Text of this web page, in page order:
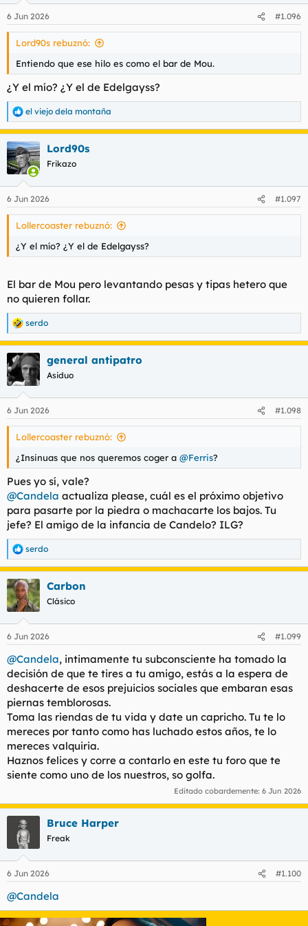
6 Jun 2026 #1.096
Lord90s rebuznó:
Entiendo que ese hilo es como el bar de Mou.
¿Y el mío? ¿Y el de Edelgayss?
R
e
a
c
c
i
e
s
el viejo dela montaña
Lord90s
Frikazo
6 Jun 2026 #1.097
Lollercoaster rebuznó:
¿Y el mío? ¿Y el de Edelgayss?
El bar de Mou pero levantando pesas y tipas hetero que
no quieren follar.
R
e
a
c
c
i
e
s
serdo
general antipatro
Asiduo
6 Jun 2026 #1.098
Lollercoaster rebuznó:
¿Insinuas que nos queremos coger a @Ferris?
Pues yo sí, vale?
@Candela actualiza please, cuál es el próximo objetivo
para pasarte por la piedra o machacarte los bajos. Tu
jefe? El amigo de la infancia de Candelo? ILG?
R
e
a
c
c
i
e
:
serdo
Carbon
Clásico
6 Jun 2026 #1.099
@Candela, intimamente tu subconsciente ha tomado la
decisión de que te tires a tu amigo, estás a la espera de
deshacerte de esos prejuicios sociales que embaran esas
piernas temblorosas.
Toma las riendas de tu vida y date un capricho. Tu te lo
mereces por tanto como has luchado estos años, te lo
mereces valquiria.
Haznos felices y corre a contarlo en este tu foro que te
siente como uno de los nuestros, so golfa.
Editado cobardemente: 6 Jun 2026
Bruce Harper
Freak
6 Jun 2026 #1.100
@Candela